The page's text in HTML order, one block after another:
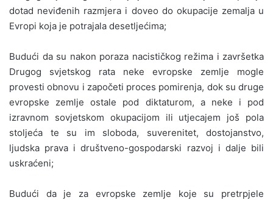
dotad neviđenih razmjera i doveo do okupacije zemalja u
Evropi koja je potrajala desetljećima;
Budući da su nakon poraza nacističkog režima i završetka
Drugog svjetskog rata neke evropske zemlje mogle
provesti obnovu i započeti proces pomirenja, dok su druge
evropske zemlje ostale pod diktaturom, a neke i pod
izravnom sovjetskom okupacijom ili utjecajem još pola
stoljeća te su im sloboda, suverenitet, dostojanstvo,
ljudska prava i društveno-gospodarski razvoj i dalje bili
uskraćeni;
Budući da je za evropske zemlje koje su pretrpjele